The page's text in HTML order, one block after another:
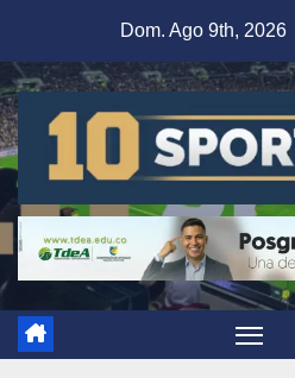
Dom. Ago 9th, 2026